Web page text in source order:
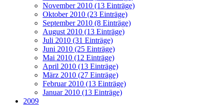
November 2010 (13 Einträge)
Oktober 2010 (23 Einträge)
September 2010 (8 Einträge)
August 2010 (13 Einträge)
Juli 2010 (31 Einträge)
Juni 2010 (25 Einträge)
Mai 2010 (12 Einträge)
April 2010 (13 Einträge)
März 2010 (27 Einträge)
Februar 2010 (13 Einträge)
Januar 2010 (13 Einträge)
2009